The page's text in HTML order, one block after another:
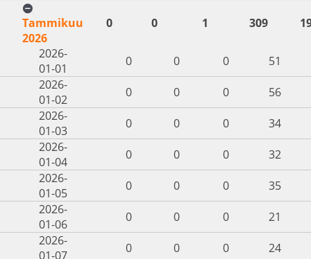
Tammikuu
2026
0 0 1 309
2026-
01-01
0 0 0
51
2026-
01-02
0 0 0
56
2026-
01-03
0 0 0
34
2026-
01-04
0 0 0
32
2026-
01-05
0 0 0
35
2026-
01-06
0 0 0
21
2026-
01-07
0 0 0
24